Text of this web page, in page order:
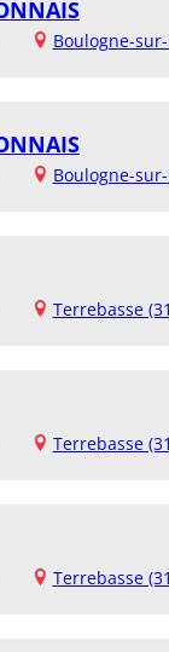
Boulogne-
Boulogne-
Terrebasse
Terrebasse
Terrebasse